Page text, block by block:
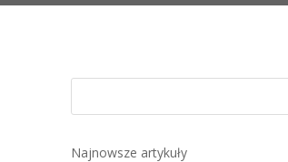
Najnowsze artykuły